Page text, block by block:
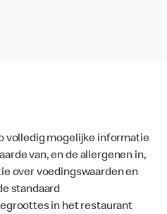
volledig mogelijke informatie
van, en de allergenen in,
over voedingswaarden en
standaard
in het restaurant